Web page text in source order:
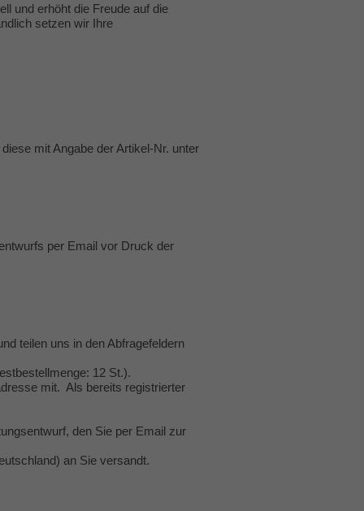
und erhöht die Freude auf die
setzen wir Ihre
mit Angabe der Artikel-Nr. unter
per Email vor Druck der
teilen uns in den Abfragefeldern
12 St.).
mit. Als bereits registrierter
den Sie per Email zur
an Sie versandt.